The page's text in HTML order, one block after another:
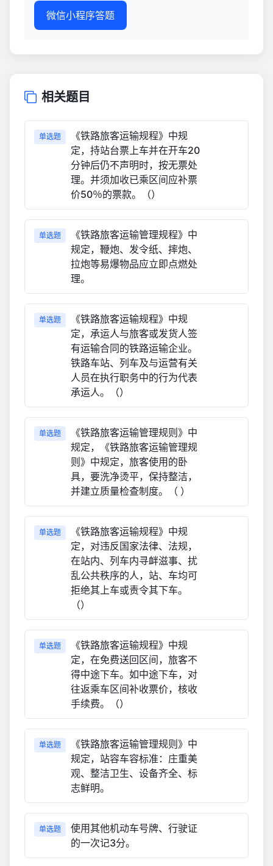
微信小程序答题
相关题目
单选题
《铁路旅客运输规程》中规
定，持站台票上车并在开车20
分钟后仍不声明时，按无票处
理。并须加收已乘区间应补票
价50％的票款。（）
单选题
《铁路旅客运输管理规程》中
规定，鞭炮、发令纸、摔炮、
拉炮等易爆物品应立即点燃处
理。
单选题
《铁路旅客运输规程》中规
定，承运人与旅客或发货人签
有运输合同的铁路运输企业。
铁路车站、列车及与运营有关
人员在执行职务中的行为代表
承运人。（）
单选题
《铁路旅客运输管理规则》中
规定，《铁路旅客运输管理规
则》中规定，旅客使用的卧
具，要洗净烫平，保持整洁，
并建立质量检查制度。（ ）
单选题
《铁路旅客运输规程》中规
定，对违反国家法律、法规，
在站内、列车内寻衅滋事、扰
乱公共秩序的人，站、车均可
拒绝其上车或责令其下车。
（）
单选题
《铁路旅客运输规程》中规
定，在免费送回区间，旅客不
得中途下车。如中途下车，对
往返乘车区间补收票价，核收
手续费。（）
单选题
《铁路旅客运输管理规则》中
规定，站容车容标准：庄重美
观、整洁卫生、设备齐全、标
志鲜明。
单选题
使用其他机动车号牌、行驶证
的一次记3分。